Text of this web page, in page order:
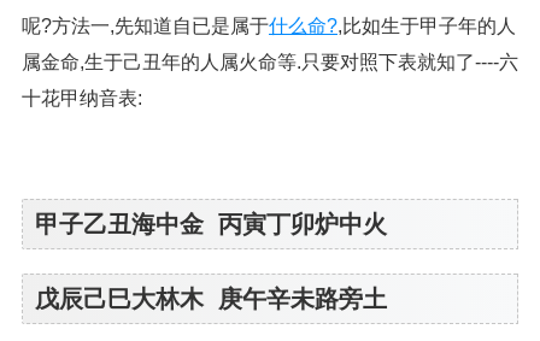
呢?方法一,先知道自已是属于什么命?,比如生于甲子年的人
属金命,生于己丑年的人属火命等.只要对照下表就知了----六
十花甲纳音表:
甲子乙丑海中金 丙寅丁卯炉中火
戊辰己巳大林木 庚午辛未路旁土